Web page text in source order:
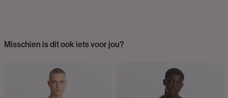
Misschien is dit ook iets voor jou?